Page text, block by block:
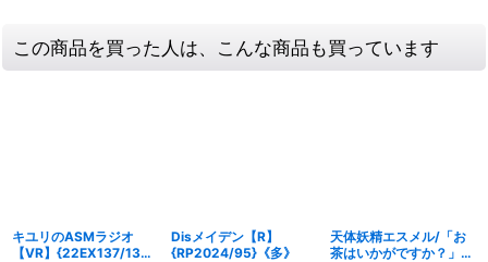
この商品を買った人は、こんな商品も買っています
キユリのASMラジオ
【VR】{22EX137/130}
Disメイデン【R】
{RP2024/95}《多》
天体妖精エスメル/「お
茶はいかがですか？」